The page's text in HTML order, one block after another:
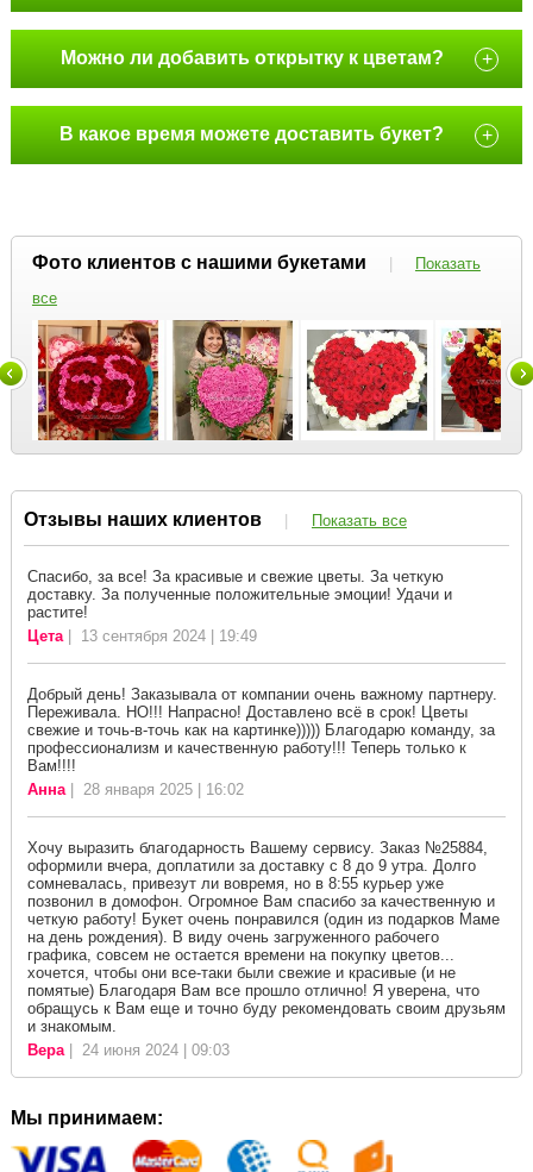
Можно ли добавить открытку к цветам? +
В какое время можете доставить букет? +
Фото клиентов с нашими букетами |
Показать
все
Отзывы наших клиентов | Показать все
Спасибо, за все! За красивые и свежие цветы. За четкую
доставку. За полученные положительные эмоции! Удачи и
растите!
Цета| 13 сентября 2024 | 19:49
Добрый день! Заказывала от компании очень важному партнеру.
Переживала. НО!!! Напрасно! Доставлено всё в срок! Цветы
свежие и точь-в-точь как на картинке))))) Благодарю команду, за
профессионализм и качественную работу!!! Теперь только к
Вам!!!!
Анна| 28 января 2025 | 16:02
Хочу выразить благодарность Вашему сервису. Заказ №25884,
оформили вчера, доплатили за доставку с 8 до 9 утра. Долго
сомневалась, привезут ли вовремя, но в 8:55 курьер уже
позвонил в домофон. Огромное Вам спасибо за качественную и
четкую работу! Букет очень понравился (один из подарков Маме
на день рождения). В виду очень загруженного рабочего
графика, совсем не остается времени на покупку цветов...
хочется, чтобы они все-таки были свежие и красивые (и не
помятые) Благодаря Вам все прошло отлично! Я уверена, что
обращусь к Вам еще и точно буду рекомендовать своим друзьям
и знакомым.
Вера| 24 июня 2024 | 09:03
Мы принимаем: